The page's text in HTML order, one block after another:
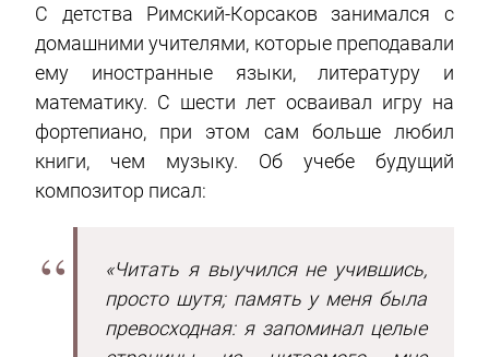
С детства Римский-Корсаков занимался с
домашними учителями, которые преподавали
ему иностранные языки, литературу и
математику. С шести лет осваивал игру на
фортепиано, при этом сам больше любил
книги, чем музыку. Об учебе будущий
композитор писал:
«Читать я выучился не учившись,
просто шутя; память у меня была
превосходная: я запоминал целые